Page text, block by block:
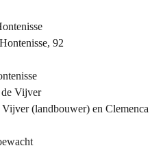
92
de Vijver
(landbouwer) en Clemenca